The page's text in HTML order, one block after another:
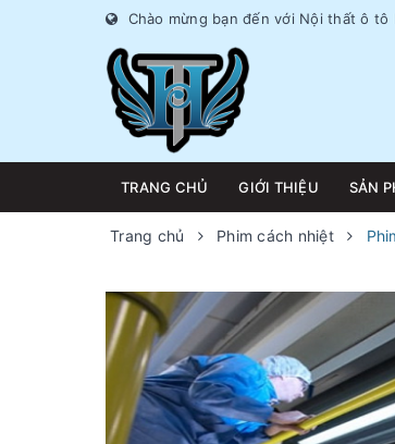
Chào mừng bạn đến với Nội thất ô tô
TRANG CHỦ GIỚI THIỆU SẢN
Trang chủ Phim cách nhiệt